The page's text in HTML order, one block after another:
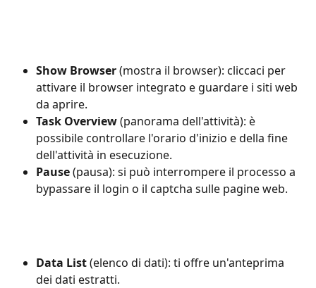
Show Browser (mostra il browser): cliccaci per
attivare il browser integrato e guardare i siti web
da aprire.
Task Overview (panorama dell'attività): è
possibile controllare l'orario d'inizio e della fine
dell'attività in esecuzione.
Pause (pausa): si può interrompere il processo a
bypassare il login o il captcha sulle pagine web.
Data List (elenco di dati): ti offre un'anteprima
dei dati estratti.